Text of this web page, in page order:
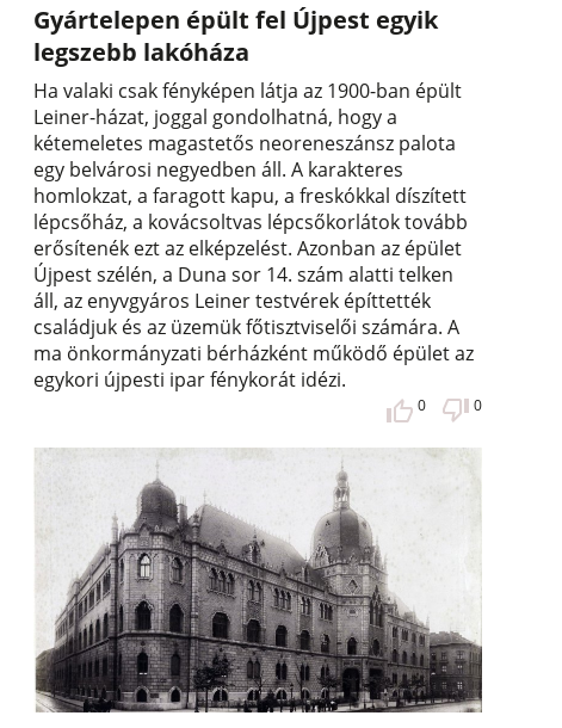
Gyártelepen épült fel Újpest egyik
legszebb lakóháza
Ha valaki csak fényképen látja az 1900-ban épült
Leiner-házat, joggal gondolhatná, hogy a
kétemeletes magastetős neoreneszánsz palota
egy belvárosi negyedben áll. A karakteres
homlokzat, a faragott kapu, a freskókkal díszített
lépcsőház, a kovácsoltvas lépcsőkorlátok tovább
erősítenék ezt az elképzelést. Azonban az épület
Újpest szélén, a Duna sor 14. szám alatti telken
áll, az enyvgyáros Leiner testvérek építtették
családjuk és az üzemük főtisztviselői számára. A
ma önkormányzati bérházként működő épület az
egykori újpesti ipar fénykorát idézi.
0 0